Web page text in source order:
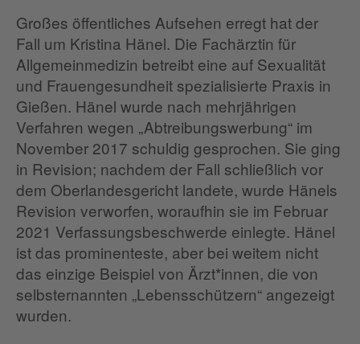
Großes öffentliches Aufsehen erregt hat der
Fall um Kristina Hänel. Die Fachärztin für
Allgemeinmedizin betreibt eine auf Sexualität
und Frauengesundheit spezialisierte Praxis in
Gießen. Hänel wurde nach mehrjährigen
Verfahren wegen „Abtreibungswerbung“ im
November 2017 schuldig gesprochen. Sie ging
in Revision; nachdem der Fall schließlich vor
dem Oberlandesgericht landete, wurde Hänels
Revision verworfen, woraufhin sie im Februar
2021 Verfassungsbeschwerde einlegte. Hänel
ist das prominenteste, aber bei weitem nicht
das einzige Beispiel von Ärzt*innen, die von
selbsternannten „Lebensschützern“ angezeigt
wurden.